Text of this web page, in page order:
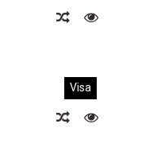
Visa